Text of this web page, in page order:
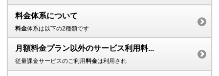
料金体系について
料金体系は以下の2種類です
月額料金プラン以外のサービス利用料...
従量課金サービスのご利用料金は利用され